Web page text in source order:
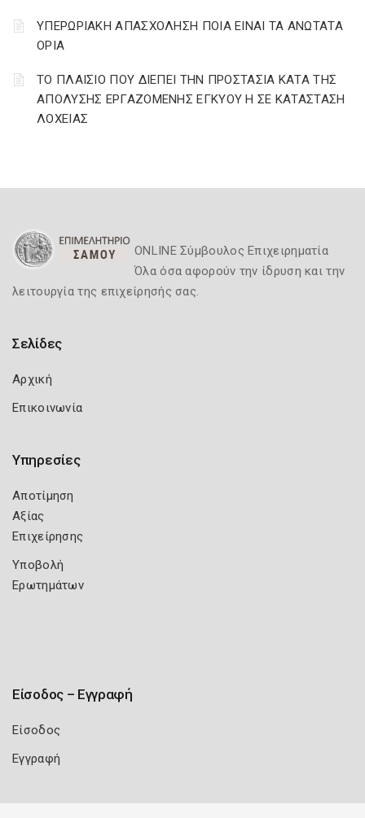
ΥΠΕΡΩΡΙΑΚΗ ΑΠΑΣΧΟΛΗΣΗ ΠΟΙΑ ΕΙΝΑΙ ΤΑ ΑΝΩΤΑΤΑ
ΟΡΙΑ
ΤΟ ΠΛΑΙΣΙΟ ΠΟΥ ΔΙΕΠΕΙ ΤΗΝ ΠΡΟΣΤΑΣΙΑ ΚΑΤΑ ΤΗΣ
ΑΠΟΛΥΣΗΣ ΕΡΓΑΖΟΜΕΝΗΣ ΕΓΚΥΟΥ Η ΣΕ ΚΑΤΑΣΤΑΣΗ
ΛΟΧΕΙΑΣ
ONLINE Σύμβουλος Επιχειρηματία
Όλα όσα αφορούν την ίδρυση και την
λειτουργία της επιχείρησής σας.
Σελίδες
Αρχική
Επικοινωνία
Υπηρεσίες
Αποτίμηση
Αξίας
Επιχείρησης
Υποβολή
Ερωτημάτων
Είσοδος – Εγγραφή
Είσοδος
Εγγραφή